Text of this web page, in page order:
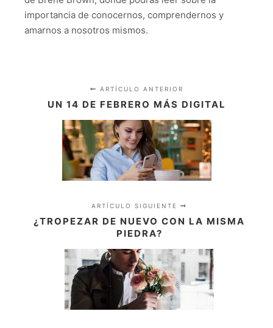
importancia de conocernos, comprendernos y
amarnos a nosotros mismos.
ARTÍCULO ANTERIOR
UN 14 DE FEBRERO MÁS DIGITAL
ARTÍCULO SIGUIENTE
¿TROPEZAR DE NUEVO CON LA MISMA
PIEDRA?